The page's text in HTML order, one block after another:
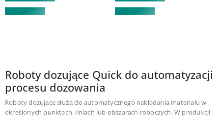
Roboty dozujące Quick do automatyzacji
procesu dozowania
Roboty dozujące służą do automatycznego nakładania materiału w
określonych punktach, liniach lub obszarach roboczych. W produkcji